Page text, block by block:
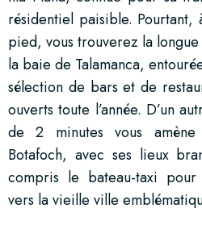
résidentiel paisible. Pourtant,
pied, vous trouverez la
la baie de Talamanca,
sélection de bars et de
ouverts toute l’année. D’un
de 2 minutes vous
Botafoch, avec ses lieux
compris le bateau-taxi
vers la vieille ville